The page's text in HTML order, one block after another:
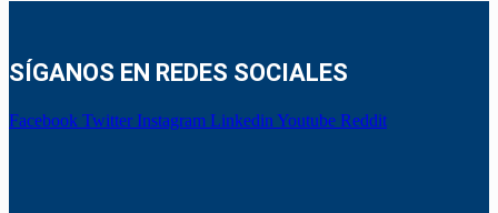
SÍGANOS EN REDES SOCIALES
Facebook Twitter Instagram Linkedin Youtube Reddit